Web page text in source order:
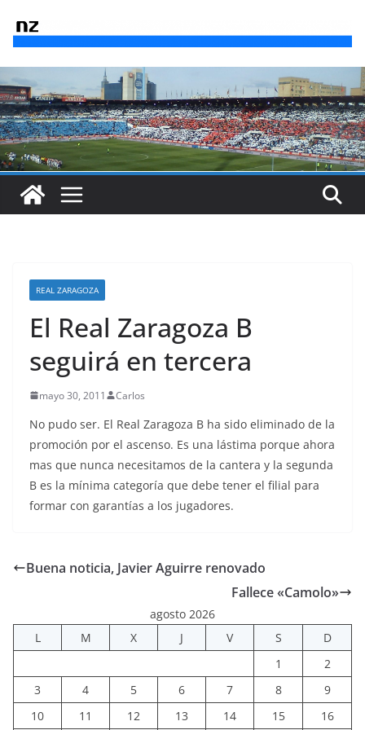
REAL ZARAGOZA
El Real Zaragoza B
seguirá en tercera
mayo 30, 2011 Carlos
No pudo ser. El Real Zaragoza B ha sido eliminado de la
promoción por el ascenso. Es una lástima porque ahora
mas que nunca necesitamos de la cantera y la segunda
B es la mínima categoría que debe tener el filial para
formar con garantías a los jugadores.
Buena noticia, Javier Aguirre renovado
Fallece «Camolo»
agosto 2026
L
M X J V S
D
1
2
3
4 5 6 7 8
9
10
11 12 13 14 15 16